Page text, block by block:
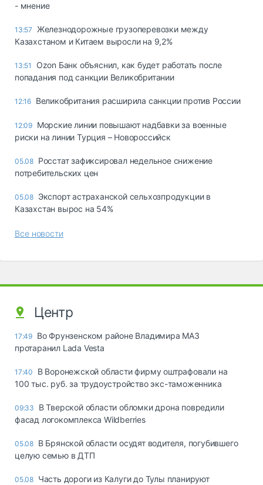
- мнение
13:57
Железнодорожные грузоперевозки между
Казахстаном и Китаем выросли на 9,2%
13:51
Ozon Банк объяснил, как будет работать после
попадания под санкции Великобритании
12:16 Великобритания расширила санкции против России
12:09 Морские линии повышают надбавки за военные
риски на линии Турция – Новороссийск
05.08 Росстат зафиксировал недельное снижение
потребительских цен
05.08 Экспорт астраханской сельхозпродукции в
Казахстан вырос на 54%
Все новости
Центр
17:49 Во Фрунзенском районе Владимира МАЗ
протаранил Lada Vesta
17:40
В Воронежской области фирму оштрафовали на
100 тыс. руб. за трудоустройство экс-таможенника
09:33
В Тверской области обломки дрона повредили
фасад логокомплекса Wildberries
05.08 В Брянской области осудят водителя, погубившего
целую семью в ДТП
05.08 Часть дороги из Калуги до Тулы планируют